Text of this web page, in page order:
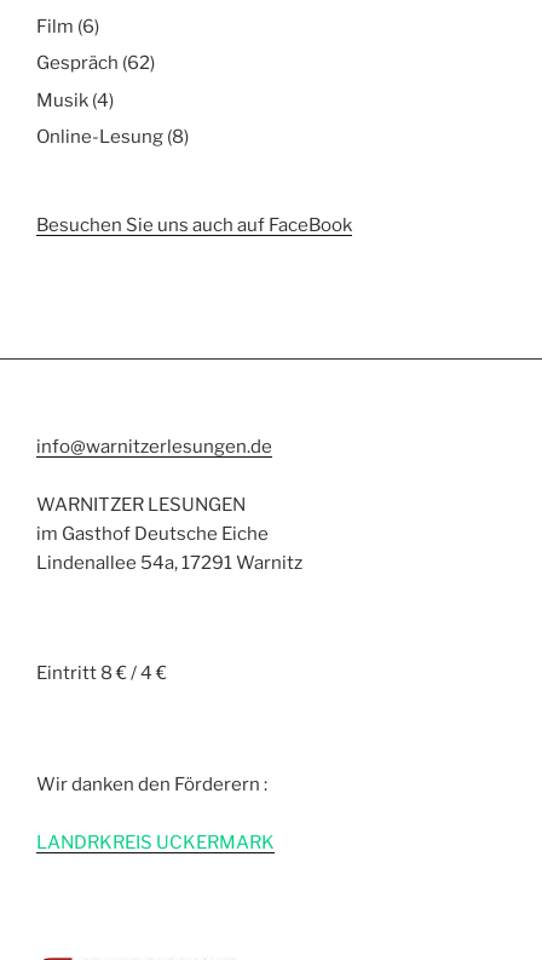
Film (6)
Gespräch (62)
Musik (4)
Online-Lesung (8)
Besuchen Sie uns auch auf FaceBook
info@warnitzerlesungen.de
WARNITZER LESUNGEN
im Gasthof Deutsche Eiche
Lindenallee 54a, 17291 Warnitz
Eintritt 8 € / 4 €
Wir danken den Förderern :
LANDRKREIS UCKERMARK